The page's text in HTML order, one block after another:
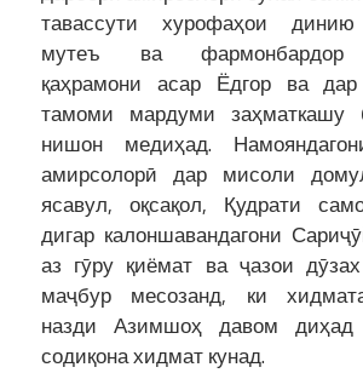
тавассути хурофаҳои
мутеъ ва фармонбардор
қаҳрамони асар Ёдгор ва
тамоми мардуми заҳматкашу
нишон медиҳад.
амирсолорӣ дар мисоли
ясавул, оқсақол, Қудрати
дигар калоншавандагони
аз гӯру қиёмат ва ҷазои
маҷбур месозанд, ки
назди Азимшоҳ давом
содиқона хидмат кунад.